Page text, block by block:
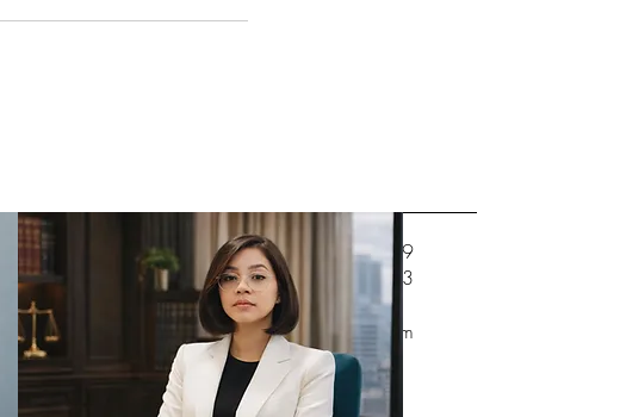
(+351) 910 612 829
(+351) 938 252 803
Geral@migra-facil.com
Largo Gil Eanes 34,
Portimão, Portugal